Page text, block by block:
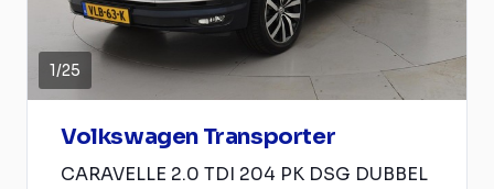
1/25
Volkswagen Transporter
CARAVELLE 2.0 TDI 204 PK DSG DUBBEL